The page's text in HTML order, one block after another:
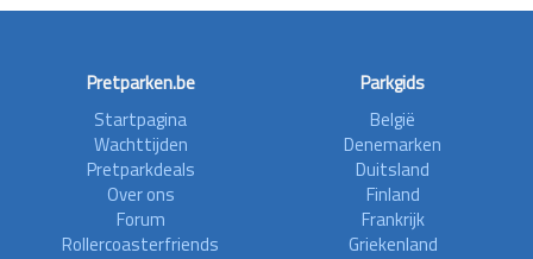
Pretparken.be
Startpagina
Wachttijden
Pretparkdeals
Over ons
Forum
Rollercoasterfriends
Parkgids
België
Denemarken
Duitsland
Finland
Frankrijk
Griekenland